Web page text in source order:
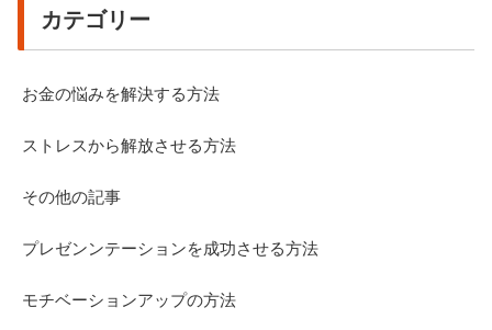
カテゴリー
お金の悩みを解決する方法
ストレスから解放させる方法
その他の記事
プレゼンンテーションを成功させる方法
モチベーションアップの方法